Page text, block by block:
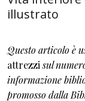
illustrato
Questo articolo è
attrezzisul
informazione
promosso dalla